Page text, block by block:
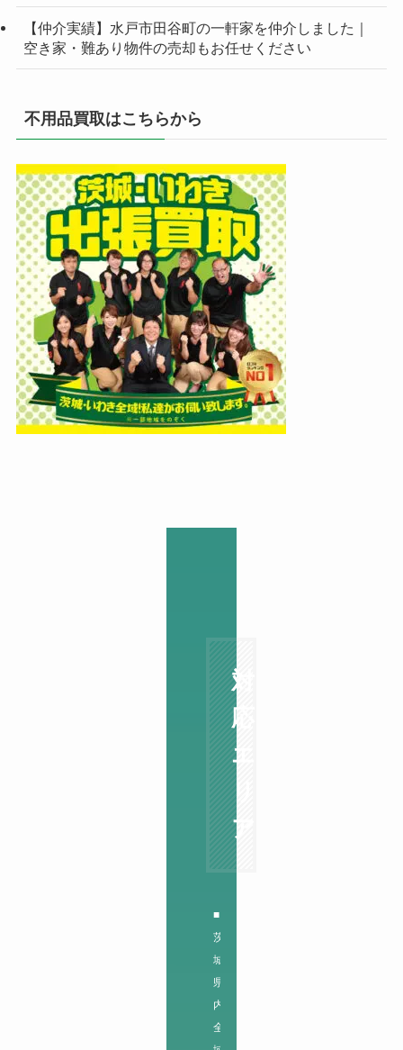
【仲介実績】水戸市田谷町の一軒家を仲介しました｜
空き家・難あり物件の売却もお任せください
不用品買取はこちらから
対
応
エ
ア
■
茨
城
県
内
全